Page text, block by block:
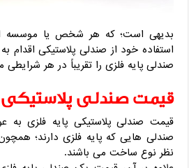
بدیهی است؛ که هر شخص یا موسسه
استفاده خود از صندلی پلاستیکی اقدام
صندلی پایه فلزی را تقریباً در هر
قیمت صندلی پلاستیکی
قیمت صندلی پلاستیکی پایه فلزی به
صندلی هایی که پایه فلزی دارند؛
نظر نوع ساخت می باشند.